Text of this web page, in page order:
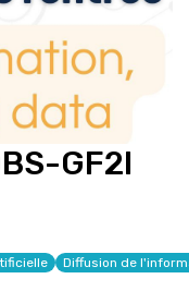
GF2I
Diffusion de